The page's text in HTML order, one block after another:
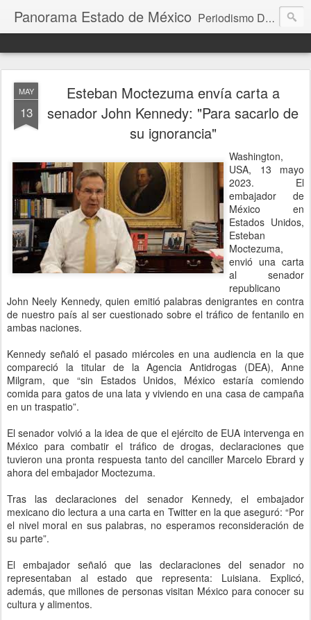
Panorama Estado de México Periodismo Digital
MAY
13
Esteban Moctezuma envía carta a
senador John Kennedy: "Para sacarlo de
su ignorancia"
Washington,
USA, 13 mayo
2023. El
embajador de
México en
Estados Unidos,
Esteban
Moctezuma,
envió una carta
al senador
republicano
John Neely Kennedy, quien emitió palabras denigrantes en contra
de nuestro país al ser cuestionado sobre el tráfico de fentanilo en
ambas naciones.
Kennedy señaló el pasado miércoles en una audiencia en la que
compareció la titular de la Agencia Antidrogas (DEA), Anne
Milgram, que “sin Estados Unidos, México estaría comiendo
comida para gatos de una lata y viviendo en una casa de campaña
en un traspatio”.
El senador volvió a la idea de que el ejército de EUA intervenga en
México para combatir el tráfico de drogas, declaraciones que
tuvieron una pronta respuesta tanto del canciller Marcelo Ebrard y
ahora del embajador Moctezuma.
Tras las declaraciones del senador Kennedy, el embajador
mexicano dio lectura a una carta en Twitter en la que aseguró: “Por
el nivel moral en sus palabras, no esperamos reconsideración de
su parte”.
El embajador señaló que las declaraciones del senador no
representaban al estado que representa: Luisiana. Explicó,
además, que millones de personas visitan México para conocer su
cultura y alimentos.